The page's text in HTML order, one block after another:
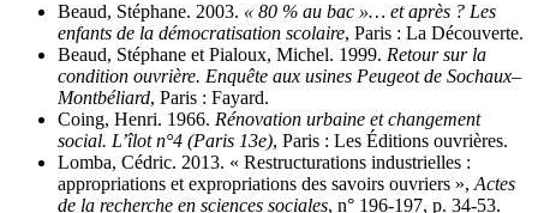
Beaud, Stéphane. 2003. « 80 % au bac »… et après ? Les
enfants de la démocratisation scolaire, Paris : La Découverte.
Beaud, Stéphane et Pialoux, Michel. 1999. Retour sur la
condition ouvrière. Enquête aux usines Peugeot de Sochaux–
Montbéliard, Paris : Fayard.
Coing, Henri. 1966. Rénovation urbaine et changement
social. L’îlot n°4 (Paris 13e), Paris : Les Éditions ouvrières.
Lomba, Cédric. 2013. « Restructurations industrielles :
appropriations et expropriations des savoirs ouvriers »,Actes
de la recherche en sciences sociales, n° 196‑197, p. 34‑53.